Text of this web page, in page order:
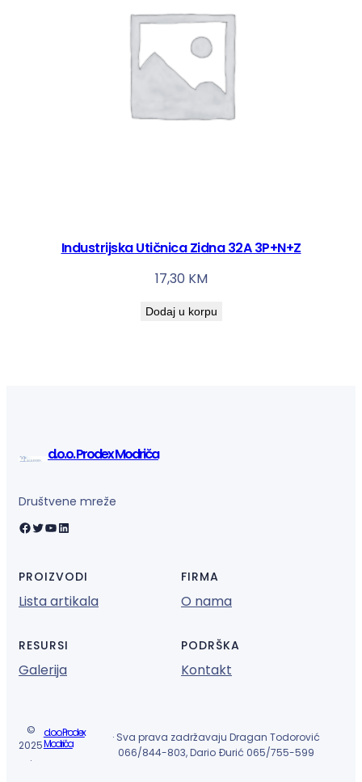
Industrijska Utičnica Zidna 32A 3P+N+Z
17,30 KM
Dodaj u korpu
d.o.o. Prodex Modriča
Društvene mreže
Facebook Twitter YouTube LinkedIn
PROIZVODI
Lista artikala
FIRMA
O nama
RESURSI
Galerija
PODRŠKA
Kontakt
©
2025
·
d.o.o. Prodex
Modriča
· Sva prava zadržavaju Dragan Todorović
066/844-803, Dario Đurić 065/755-599